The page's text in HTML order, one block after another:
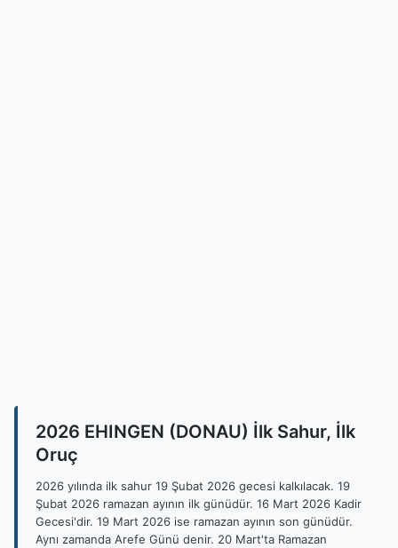
2026 EHINGEN (DONAU) İlk Sahur, İlk
Oruç
2026 yılında ilk sahur 19 Şubat 2026 gecesi kalkılacak. 19
Şubat 2026 ramazan ayının ilk günüdür. 16 Mart 2026 Kadir
Gecesi'dir. 19 Mart 2026 ise ramazan ayının son günüdür.
Aynı zamanda Arefe Günü denir. 20 Mart'ta Ramazan